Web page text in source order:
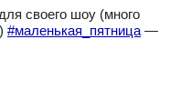
своего шоу (много
#маленькая_пятница —